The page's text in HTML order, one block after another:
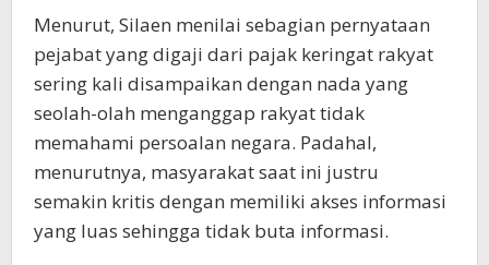
Menurut, Silaen menilai sebagian pernyataan
pejabat yang digaji dari pajak keringat rakyat
sering kali disampaikan dengan nada yang
seolah-olah menganggap rakyat tidak
memahami persoalan negara. Padahal,
menurutnya, masyarakat saat ini justru
semakin kritis dengan memiliki akses informasi
yang luas sehingga tidak buta informasi.